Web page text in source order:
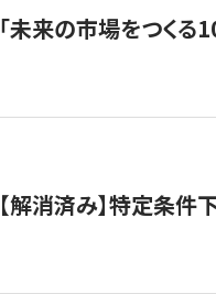
「未来の市場をつくる
【解消済み】特定条